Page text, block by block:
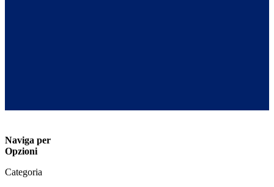
Naviga per
Opzioni
Categoria